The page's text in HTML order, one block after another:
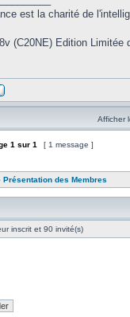
est la charité de
(C20NE) Edition
Afficher
1 sur 1 [ 1 message ]
Présentation des Membres
inscrit et 90 invité(s)